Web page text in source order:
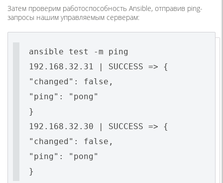
Затем проверим работоспособность Ansible, отправив ping-
запросы нашим управляемым серверам:
ansible test -m ping
192.168.32.31 | SUCCESS => {
"changed": false,
"ping": "pong"
}
192.168.32.30 | SUCCESS => {
"changed": false,
"ping": "pong"
}